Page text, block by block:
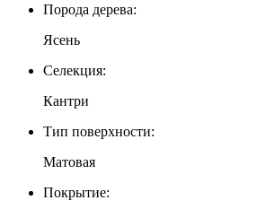
Порода дерева:
Ясень
Селекция:
Кантри
Тип поверхности:
Матовая
Покрытие: